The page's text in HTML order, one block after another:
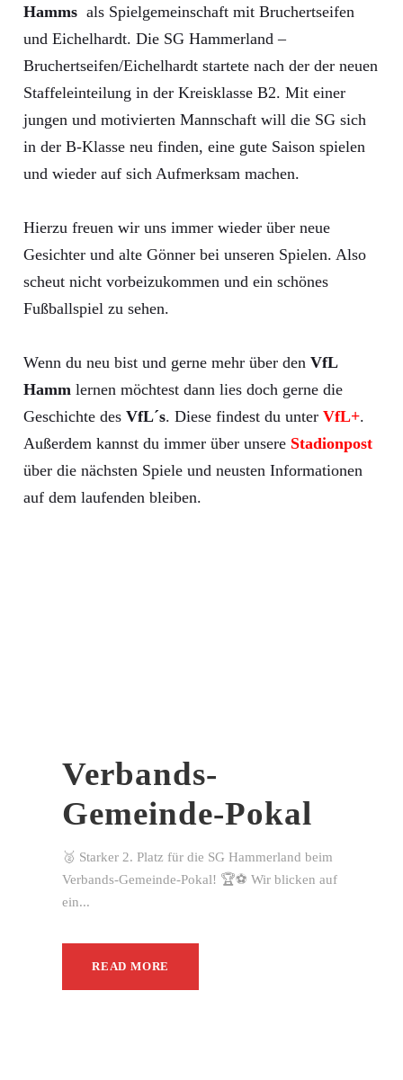
Hamms als Spielgemeinschaft mit Bruchertseifen
und Eichelhardt. Die SG Hammerland –
Bruchertseifen/Eichelhardt startete nach der der neuen
Staffeleinteilung in der Kreisklasse B2. Mit einer
jungen und motivierten Mannschaft will die SG sich
in der B-Klasse neu finden, eine gute Saison spielen
und wieder auf sich Aufmerksam machen.
Hierzu freuen wir uns immer wieder über neue
Gesichter und alte Gönner bei unseren Spielen. Also
scheut nicht vorbeizukommen und ein schönes
Fußballspiel zu sehen.
Wenn du neu bist und gerne mehr über den VfL
Hamm lernen möchtest dann lies doch gerne die
Geschichte des VfL´s. Diese findest du unter VfL+.
Außerdem kannst du immer über unsere Stadionpost
über die nächsten Spiele und neusten Informationen
auf dem laufenden bleiben.
Verbands-
Gemeinde-Pokal
🥈 Starker 2. Platz für die SG Hammerland beim
Verbands-Gemeinde-Pokal! 🏆⚽ Wir blicken auf
ein...
READ MORE